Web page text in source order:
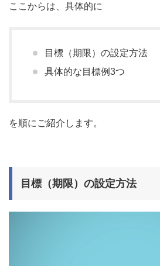
ここからは、具体的に
目標（期限）の設定方法
具体的な目標例3つ
を順にご紹介します。
目標（期限）の設定方法